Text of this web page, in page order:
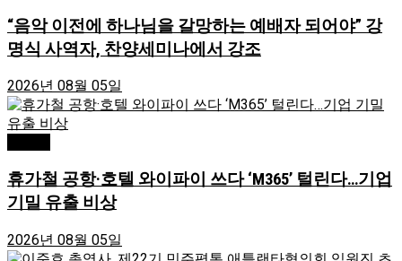
“음악 이전에 하나님을 갈망하는 예배자 되어야” 강
명식 사역자, 찬양세미나에서 강조
2026년 08월 05일
휴가철 공항·호텔 와이파이 쓰다 ‘M365’ 털린다…기업
기밀 유출 비상
2026년 08월 05일